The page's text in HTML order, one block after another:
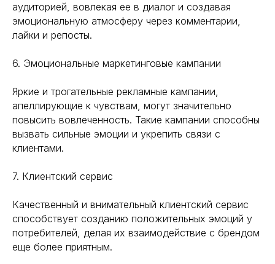
аудиторией, вовлекая ее в диалог и создавая
эмоциональную атмосферу через комментарии,
лайки и репосты.
6. Эмоциональные маркетинговые кампании
Яркие и трогательные рекламные кампании,
апеллирующие к чувствам, могут значительно
повысить вовлеченность. Такие кампании способны
вызвать сильные эмоции и укрепить связи с
клиентами.
7. Клиентский сервис
Качественный и внимательный клиентский сервис
способствует созданию положительных эмоций у
потребителей, делая их взаимодействие с брендом
еще более приятным.